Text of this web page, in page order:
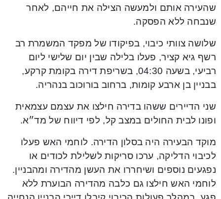
שהעירה אותם ולמעשה הצילה את חייהם, לאחר
שנבחה ללא הפסקה.
שלושה צוותי כיבוי, בפיקודו של מפקד המשמרת רב
רשף גיא קציר, פעלו בלילה שבין יום שלישי ליום
רביעי, בשעה 04:30, בשריפת דירה בקומת קרקע,
בבניין בן ארבע קומות, ברחוב בורוכוב בנהריה.
שני הדיירים ששהו בדירה חילצו את עצמם עצמאית
ופונו לבית החולים במצב קל, לפי דיווח של מד״א.
מוקד הבעירה היה בסלון הדירה. לוחמי האש פעלו
לכיבוי הדליקה, ערכו סריקות לשלילת לכודים או
נפגעים נוספים ושיחררו את העשן מהדירה ומהבניין.
לוחמי האש חילצו גם כלבה מהדירה הבוערת ללא